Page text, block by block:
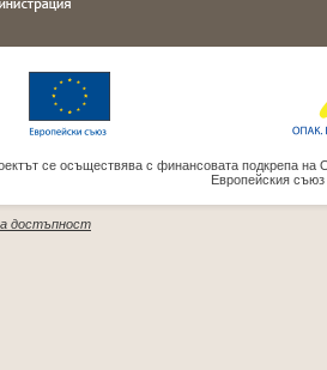
се осъществява с финансовата подкрепа на
Европейския
достъпност